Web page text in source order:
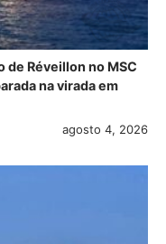
Réveillon no MSC
na virada em
agosto 4, 2026